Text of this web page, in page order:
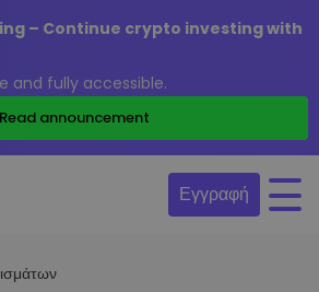
– Continue crypto investing with
and fully accessible.
Read announcement
Εγγραφή